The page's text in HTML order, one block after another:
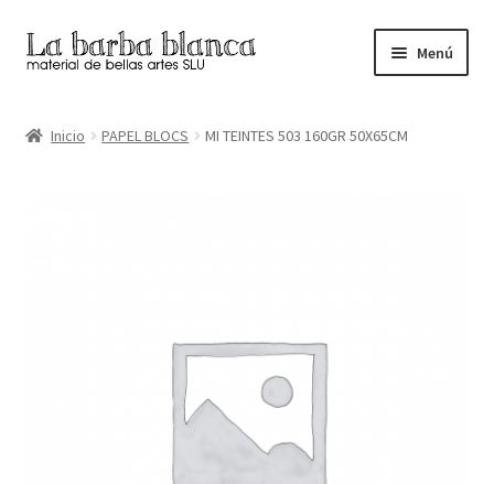
Ir
a
navegación
Ir
al
Menú
Inicio PAPEL BLOCS MI TEINTES 503 160GR 50X65CM